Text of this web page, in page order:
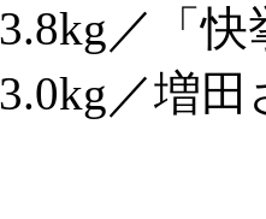
／「快
／増